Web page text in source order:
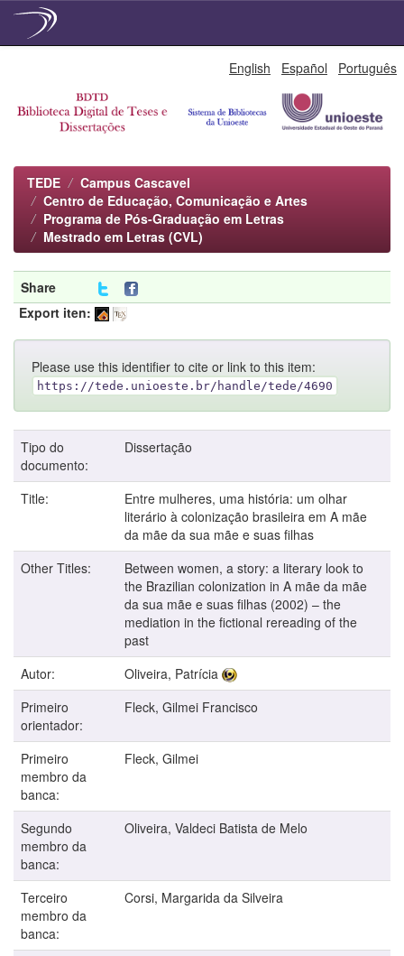
English Español Português
TEDE
Campus Cascavel
Centro de Educação, Comunicação e Artes
Programa de Pós-Graduação em Letras
Mestrado em Letras (CVL)
Share
Export iten:
Please use this identifier to cite or link to this item:
https://tede.unioeste.br/handle/tede/4690
Tipo do
documento:
Dissertação
Title:
Entre mulheres, uma história: um olhar
literário à colonização brasileira em A mãe
da mãe da sua mãe e suas filhas
Other Titles:
Between women, a story: a literary look to
the Brazilian colonization in A mãe da mãe
da sua mãe e suas filhas (2002) – the
mediation in the fictional rereading of the
past
Autor:
Oliveira, Patrícia
Primeiro
orientador:
Fleck, Gilmei Francisco
Primeiro
membro da
banca:
Fleck, Gilmei
Segundo
membro da
banca:
Oliveira, Valdeci Batista de Melo
Terceiro
membro da
banca:
Corsi, Margarida da Silveira